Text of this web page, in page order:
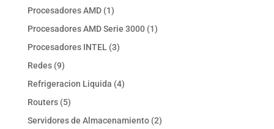
productos
Procesadores AMD 11
producto
Procesadores AMD Serie 3000 11
Procesadores INTEL 33
Redes 99
productos
Refrigeracion Liquida 44
Routers 55
productos
Servidores de Almacenamiento 22